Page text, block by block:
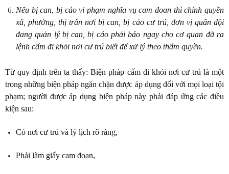
Nếu bị can, bị cáo vi phạm nghĩa vụ cam đoan thì chính quyền
xã, phường, thị trấn nơi bị can, bị cáo cư trú, đơn vị quân đội
đang quản lý bị can, bị cáo phải báo ngay cho cơ quan đã ra
lệnh cấm đi khỏi nơi cư trú biết để xử lý theo thẩm quyền.
Từ quy định trên ta thấy: Biện pháp cấm đi khỏi nơi cư trú là một
trong những biện pháp ngăn chặn được áp dụng đối với mọi loại tội
phạm; người được áp dụng biện pháp này phải đáp ứng các điều
kiện sau:
Có nơi cư trú và lý lịch rõ ràng,
Phải làm giấy cam đoan,